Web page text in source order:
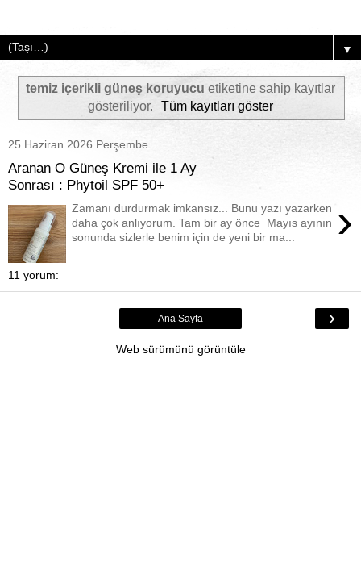
▼
temiz içerikli güneş koruyucu etiketine sahip kayıtlar
gösteriliyor.
Tüm kayıtları göster
25 Haziran 2026 Perşembe
Aranan O Güneş Kremi ile 1 Ay
Sonrası : Phytoil SPF 50+
›
Zamanı durdurmak imkansız... Bunu yazı yazarken
daha çok anlıyorum. Tam bir ay önce Mayıs ayının
sonunda sizlerle benim için de yeni bir ma...
11 yorum:
›
Ana Sayfa
Web sürümünü görüntüle